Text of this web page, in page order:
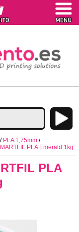
/ PLA 1,75mm /
PLA Emerald 1kg
PLA